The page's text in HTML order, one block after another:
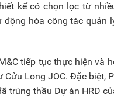
kế có chọn lọc từ
hóa công tác quản
tiếp tục thực hiện và
Cửu Long JOC. Đặc biệt,
trúng thầu Dự án HRD